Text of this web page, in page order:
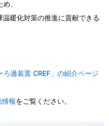
、
暖化対策の推進に貢献できる
過装置 CREF」の紹介ページ
情報をご覧ください。